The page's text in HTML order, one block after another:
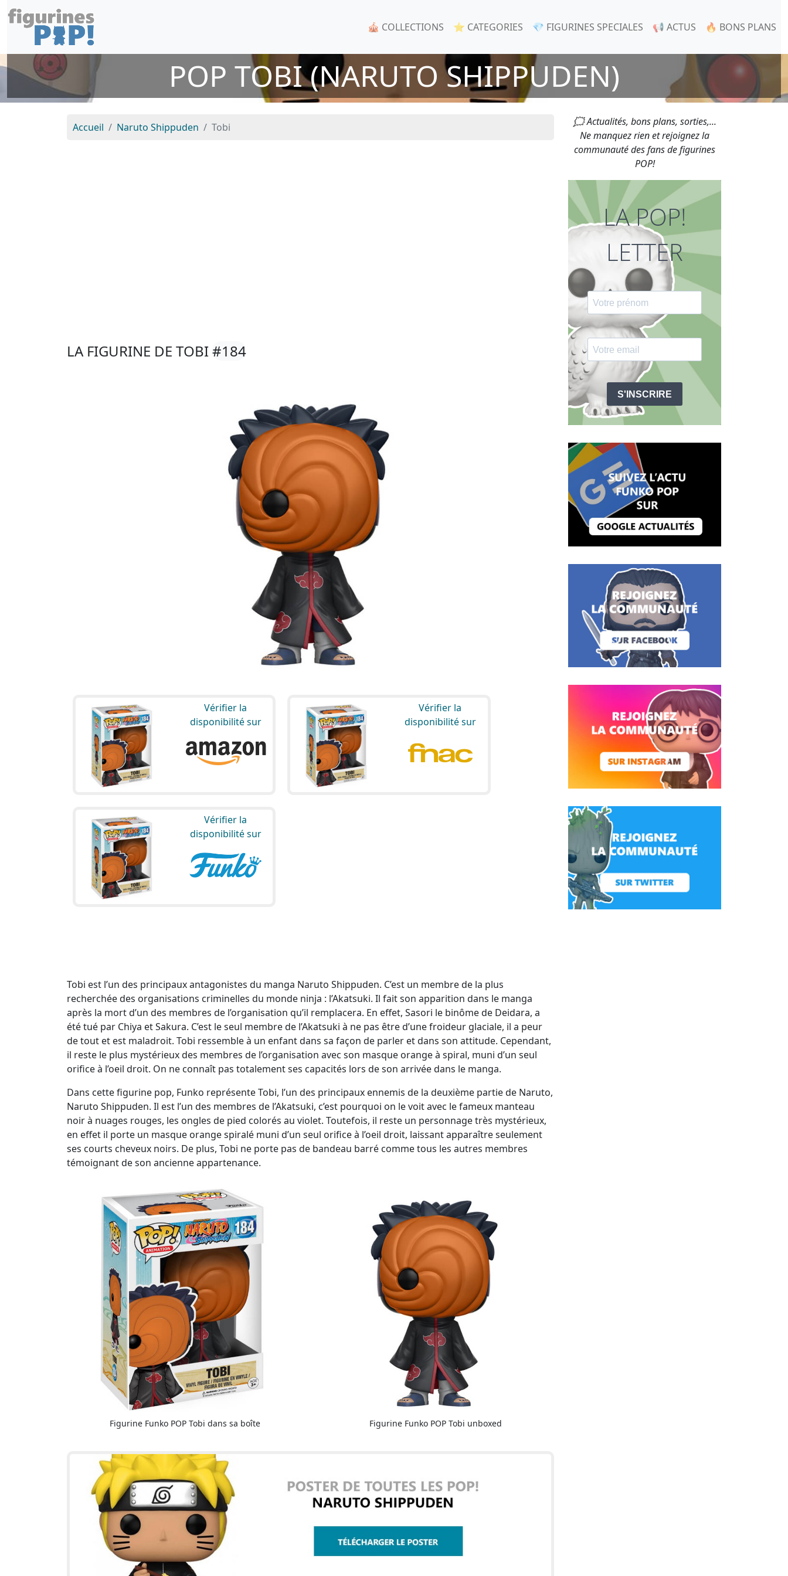
🎪 COLLECTIONS ⭐ CATEGORIES 💎 FIGURINES SPECIALES 📢 ACTUS 🔥 BONS PLANS
POP TOBI (NARUTO SHIPPUDEN)
Accueil Naruto Shippuden Tobi
LA FIGURINE DE TOBI#184
Vérifier la
disponibilité sur
Vérifier la
disponibilité sur
Vérifier la
disponibilité sur
Tobi est l’un des principaux antagonistes du manga Naruto Shippuden. C’est un membre de la plus
recherchée des organisations criminelles du monde ninja : l’Akatsuki. Il fait son apparition dans le manga
après la mort d’un des membres de l’organisation qu’il remplacera. En effet, Sasori le binôme de Deidara, a
été tué par Chiya et Sakura. C’est le seul membre de l’Akatsuki à ne pas être d’une froideur glaciale, il a peur
de tout et est maladroit. Tobi ressemble à un enfant dans sa façon de parler et dans son attitude. Cependant,
il reste le plus mystérieux des membres de l’organisation avec son masque orange à spiral, muni d’un seul
orifice à l’oeil droit. On ne connaît pas totalement ses capacités lors de son arrivée dans le manga.
Dans cette figurine pop, Funko représente Tobi, l’un des principaux ennemis de la deuxième partie de Naruto,
Naruto Shippuden. Il est l’un des membres de l’Akatsuki, c’est pourquoi on le voit avec le fameux manteau
noir à nuages rouges, les ongles de pied colorés au violet. Toutefois, il reste un personnage très mystérieux,
en effet il porte un masque orange spiralé muni d’un seul orifice à l’oeil droit, laissant apparaître seulement
ses courts cheveux noirs. De plus, Tobi ne porte pas de bandeau barré comme tous les autres membres
témoignant de son ancienne appartenance.
Figurine Funko POP Tobi dans sa boîte Figurine Funko POP Tobi unboxed
🗯 Actualités, bons plans, sorties,...
Ne manquez rien et rejoignez la
communauté des fans de figurines
POP!
LA POP!
LETTER
S'INSCRIRE